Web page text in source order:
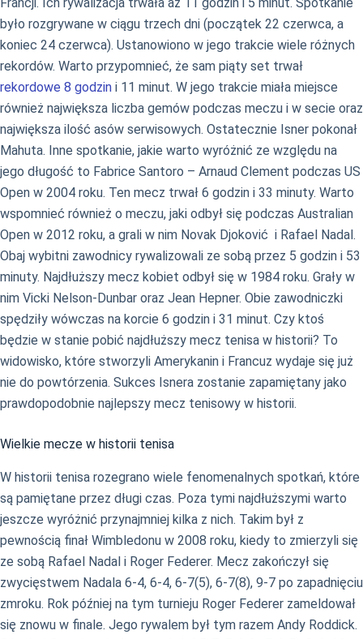
było rozgrywane w ciągu trzech dni (początek 22 czerwca, a
koniec 24 czerwca). Ustanowiono w jego trakcie wiele różnych
rekordów. Warto przypomnieć, że sam piąty set trwał
rekordowe 8 godzin i 11 minut. W jego trakcie miała miejsce
również największa liczba gemów podczas meczu i w secie oraz
największa ilość asów serwisowych. Ostatecznie Isner pokonał
Mahuta. Inne spotkanie, jakie warto wyróżnić ze względu na
jego długość to Fabrice Santoro – Arnaud Clement podczas US
Open w 2004 roku. Ten mecz trwał 6 godzin i 33 minuty. Warto
wspomnieć również o meczu, jaki odbył się podczas Australian
Open w 2012 roku, a grali w nim Novak Djoković i Rafael Nadal.
Obaj wybitni zawodnicy rywalizowali ze sobą przez 5 godzin i 53
minuty. Najdłuższy mecz kobiet odbył się w 1984 roku. Grały w
nim Vicki Nelson-Dunbar oraz Jean Hepner. Obie zawodniczki
spędziły wówczas na korcie 6 godzin i 31 minut. Czy ktoś
będzie w stanie pobić najdłuższy mecz tenisa w historii? To
widowisko, które stworzyli Amerykanin i Francuz wydaje się już
nie do powtórzenia. Sukces Isnera zostanie zapamiętany jako
prawdopodobnie najlepszy mecz tenisowy w historii.
Wielkie mecze w historii tenisa
W historii tenisa rozegrano wiele fenomenalnych spotkań, które
są pamiętane przez długi czas. Poza tymi najdłuższymi warto
jeszcze wyróżnić przynajmniej kilka z nich. Takim był z
pewnością finał Wimbledonu w 2008 roku, kiedy to zmierzyli się
ze sobą Rafael Nadal i Roger Federer. Mecz zakończył się
zwycięstwem Nadala 6-4, 6-4, 6-7(5), 6-7(8), 9-7 po zapadnięciu
zmroku. Rok później na tym turnieju Roger Federer zameldował
się znowu w finale. Jego rywalem był tym razem Andy Roddick.